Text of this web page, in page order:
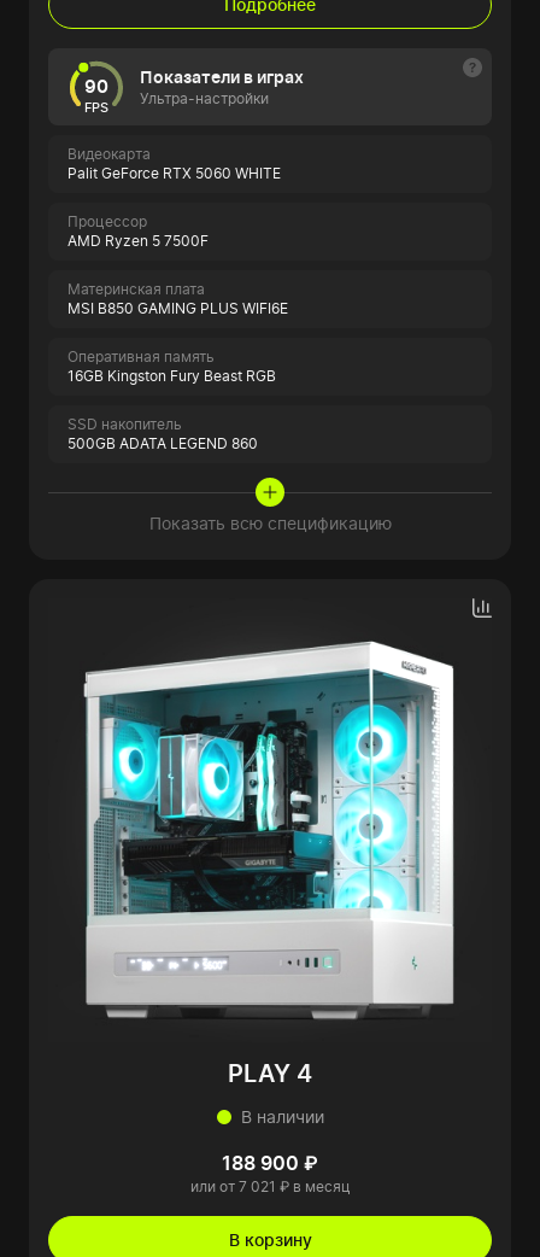
Подробнее
90
FPS
Показатели в играх
Ультра-настройки
Видеокарта
Palit GeForce RTX 5060 WHITE
Процессор
AMD Ryzen 5 7500F
Материнская плата
MSI B850 GAMING PLUS WIFI6E
Оперативная память
16GB Kingston Fury Beast RGB
SSD накопитель
500GB ADATA LEGEND 860
Показать всю спецификацию
PLAY 4
В наличии
188 900 ₽
или от 7 021 ₽ в месяц
В корзину